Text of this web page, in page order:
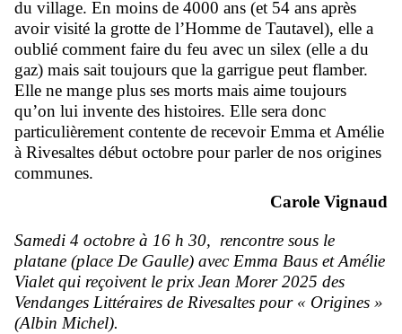
du village. En moins de 4000 ans (et 54 ans après
avoir visité la grotte de l’Homme de Tautavel), elle a
oublié comment faire du feu avec un silex (elle a du
gaz) mais sait toujours que la garrigue peut flamber.
Elle ne mange plus ses morts mais aime toujours
qu’on lui invente des histoires. Elle sera donc
particulièrement contente de recevoir Emma et Amélie
à Rivesaltes début octobre pour parler de nos origines
communes.
Carole Vignaud
Samedi 4 octobre à 16 h 30, rencontre sous le
platane (place De Gaulle) avec Emma Baus et Amélie
Vialet qui reçoivent le prix Jean Morer 2025 des
Vendanges Littéraires de Rivesaltes pour « Origines »
(Albin Michel).